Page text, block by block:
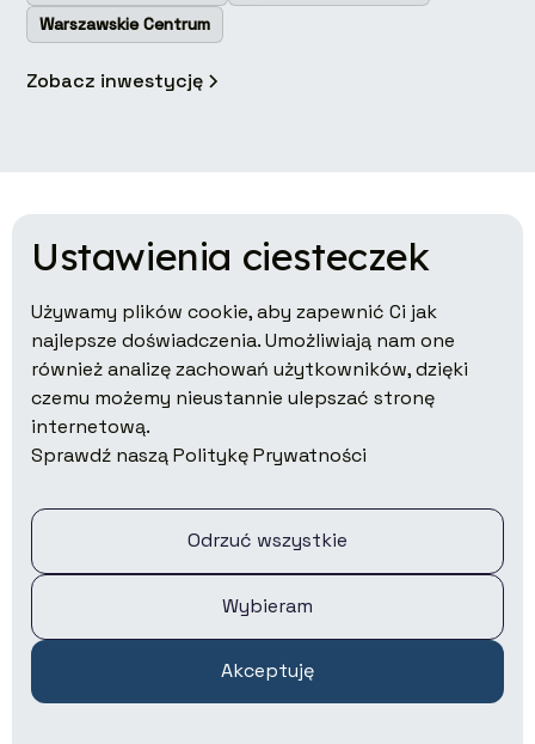
Warszawskie Centrum
Zobacz inwestycję
Co robimy?
Wyniki
Jak działamy
Pracuj z nami
Kontakt dla mediów
Ustawienia ciesteczek
Używamy plików cookie, aby zapewnić Ci jak
najlepsze doświadczenia. Umożliwiają nam one
również analizę zachowań użytkowników, dzięki
czemu możemy nieustannie ulepszać stronę
internetową.
Sprawdź naszą Politykę Prywatności
Odrzuć wszystkie
Wybieram
Akceptuję